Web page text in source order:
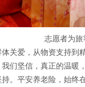
志愿者为
爱，从物资支持到
们坚信，真正的温暖
。平安养老险，始终